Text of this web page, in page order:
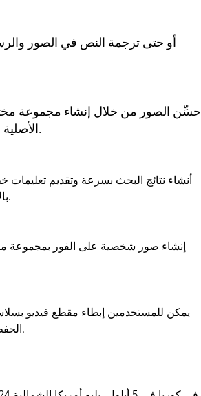
حسِّن الصور من خلال إنشاء مجموعة
الأصلية بشكل مثالي استنادا إلى رسومات بسيطة.
أنشاء نتائج البحث بسرعة وتقديم
بالإضافة إلى ميزة البحث الصوتي المضافة حديثا.
إنشاء صور شخصية على الفور بمجموعة
يمكن للمستخدمين إبطاء مقطع فيديو
الحفظ والمشاركة بسرعة في بضع خطوات بسيطة.